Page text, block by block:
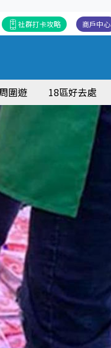
商戶中心
社群打卡攻略
圍遊 18區好去處